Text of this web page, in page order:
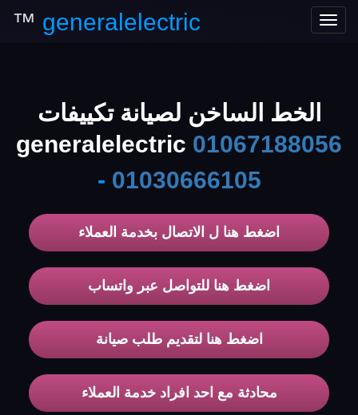
Toggle
generalelectric
™
الخط الساخن لصيانة تكييفات
generalelectric 01067188056
- 01030666105
اضغط هنا ل الاتصال بخدمة العملاء
اضغط هنا للتواصل عبر واتساب
اضغط هنا لتقديم طلب صيانة
محادثة مع احد افراد خدمة العملاء